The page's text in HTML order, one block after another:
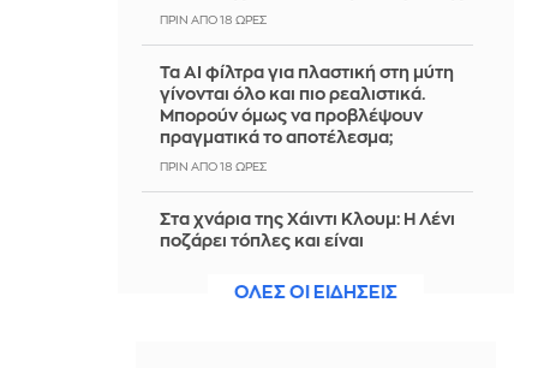
ΠΡΙΝ ΑΠΌ 18 ΏΡΕΣ
Τα AI φίλτρα για πλαστική στη μύτη
γίνονται όλο και πιο ρεαλιστικά.
Μπορούν όμως να προβλέψουν
πραγματικά το αποτέλεσμα;
ΠΡΙΝ ΑΠΌ 18 ΏΡΕΣ
Στα χνάρια της Χάιντι Κλουμ: Η Λένι
ποζάρει τόπλες και είναι
ΠΡΙΝ ΑΠΌ 18 ΏΡΕΣΟΛΕΣ ΟΙ ΕΙΔΗΣΕΙΣ